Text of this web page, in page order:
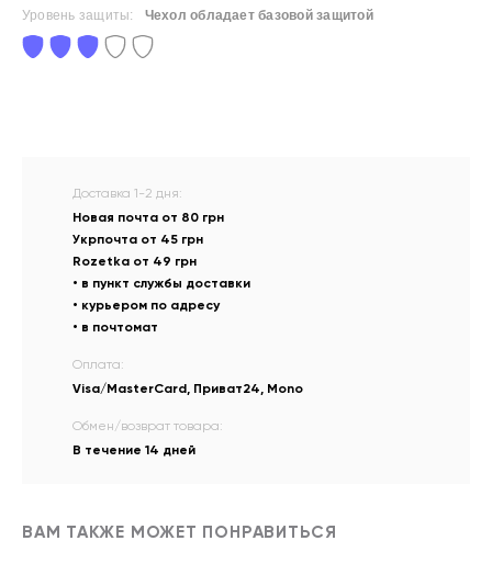
Уровень защиты: Чехол обладает базовой защитой
Доставка 1-2 дня:
Новая почта от 80 грн
Укрпочта от 45 грн
Rozetka от 49 грн
• в пункт службы доставки
• курьером по адресу
• в почтомат
Оплата:
Visa/MasterCard, Приват24, Mono
Обмен/возврат товара:
В течение 14 дней
ВАМ ТАКЖЕ МОЖЕТ ПОНРАВИТЬСЯ